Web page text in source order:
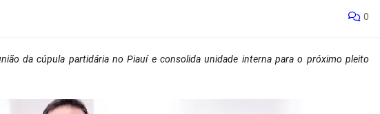
0
da cúpula partidária no Piauí e consolida unidade interna para o próximo pleito